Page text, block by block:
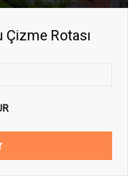
Çizme Rotası